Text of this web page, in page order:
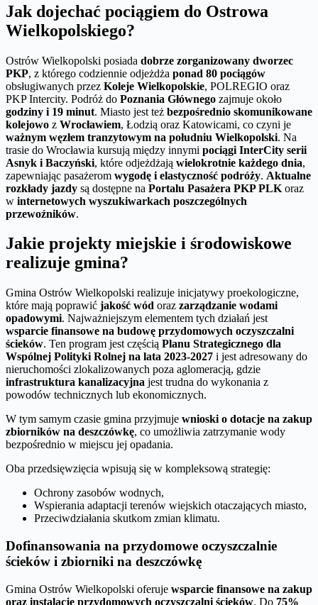
Jak dojechać pociągiem do Ostrowa
Wielkopolskiego?
Ostrów Wielkopolski posiada dobrze zorganizowany dworzec
PKP, z którego codziennie odjeżdża ponad 80 pociągów
obsługiwanych przez Koleje Wielkopolskie, POLREGIO oraz
PKP Intercity. Podróż do Poznania Głównego zajmuje około
godziny i 19 minut. Miasto jest też bezpośrednio skomunikowane
kolejowo z Wrocławiem, Łodzią oraz Katowicami, co czyni je
ważnym węzłem tranzytowym na południu Wielkopolski. Na
trasie do Wrocławia kursują między innymi pociągi InterCity serii
Asnyk i Baczyński, które odjeżdżają wielokrotnie każdego dnia,
zapewniając pasażerom wygodę i elastyczność podróży. Aktualne
rozkłady jazdy są dostępne na Portalu Pasażera PKP PLK oraz
w internetowych wyszukiwarkach poszczególnych
przewoźników.
Jakie projekty miejskie i środowiskowe
realizuje gmina?
Gmina Ostrów Wielkopolski realizuje inicjatywy proekologiczne,
które mają poprawić jakość wód oraz zarządzanie wodami
opadowymi. Najważniejszym elementem tych działań jest
wsparcie finansowe na budowę przydomowych oczyszczalni
ścieków. Ten program jest częścią Planu Strategicznego dla
Wspólnej Polityki Rolnej na lata 2023-2027 i jest adresowany do
nieruchomości zlokalizowanych poza aglomeracją, gdzie
infrastruktura kanalizacyjna jest trudna do wykonania z
powodów technicznych lub ekonomicznych.
W tym samym czasie gmina przyjmuje wnioski o dotacje na zakup
zbiorników na deszczówkę, co umożliwia zatrzymanie wody
bezpośrednio w miejscu jej opadania.
Oba przedsięwzięcia wpisują się w kompleksową strategię:
Ochrony zasobów wodnych,
Wspierania adaptacji terenów wiejskich otaczających miasto,
Przeciwdziałania skutkom zmian klimatu.
Dofinansowania na przydomowe oczyszczalnie
ścieków i zbiorniki na deszczówkę
Gmina Ostrów Wielkopolski oferuje wsparcie finansowe na zakup
oraz instalację przydomowych oczyszczalni ścieków. Do 75%